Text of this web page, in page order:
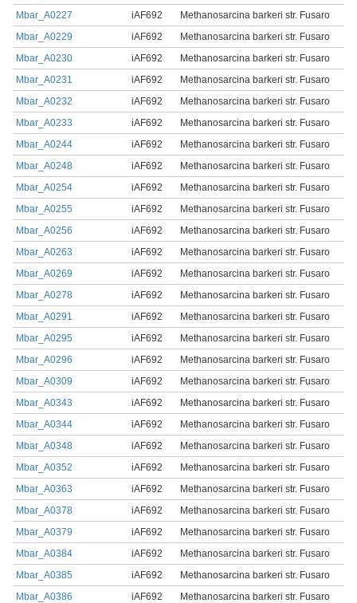
Mbar_A0227
iAF692
Methanosarcina barkeri str. Fusaro
Mbar_A0229
iAF692
Methanosarcina barkeri str. Fusaro
Mbar_A0230
iAF692
Methanosarcina barkeri str. Fusaro
Mbar_A0231
iAF692
Methanosarcina barkeri str. Fusaro
Mbar_A0232
iAF692
Methanosarcina barkeri str. Fusaro
Mbar_A0233
iAF692
Methanosarcina barkeri str. Fusaro
Mbar_A0244
iAF692
Methanosarcina barkeri str. Fusaro
Mbar_A0248
iAF692
Methanosarcina barkeri str. Fusaro
Mbar_A0254
iAF692
Methanosarcina barkeri str. Fusaro
Mbar_A0255
iAF692
Methanosarcina barkeri str. Fusaro
Mbar_A0256
iAF692
Methanosarcina barkeri str. Fusaro
Mbar_A0263
iAF692
Methanosarcina barkeri str. Fusaro
Mbar_A0269
iAF692
Methanosarcina barkeri str. Fusaro
Mbar_A0278
iAF692
Methanosarcina barkeri str. Fusaro
Mbar_A0291
iAF692
Methanosarcina barkeri str. Fusaro
Mbar_A0295
iAF692
Methanosarcina barkeri str. Fusaro
Mbar_A0296
iAF692
Methanosarcina barkeri str. Fusaro
Mbar_A0309
iAF692
Methanosarcina barkeri str. Fusaro
Mbar_A0343
iAF692
Methanosarcina barkeri str. Fusaro
Mbar_A0344
iAF692
Methanosarcina barkeri str. Fusaro
Mbar_A0348
iAF692
Methanosarcina barkeri str. Fusaro
Mbar_A0352
iAF692
Methanosarcina barkeri str. Fusaro
Mbar_A0363
iAF692
Methanosarcina barkeri str. Fusaro
Mbar_A0378
iAF692
Methanosarcina barkeri str. Fusaro
Mbar_A0379
iAF692
Methanosarcina barkeri str. Fusaro
Mbar_A0384
iAF692
Methanosarcina barkeri str. Fusaro
Mbar_A0385
iAF692
Methanosarcina barkeri str. Fusaro
Mbar_A0386
iAF692
Methanosarcina barkeri str. Fusaro